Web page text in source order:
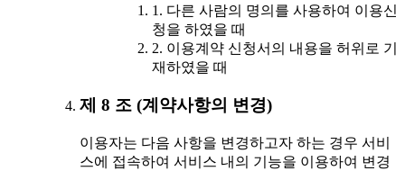
1. 다른 사람의 명의를 사용하여 이용신
청을 하였을 때
2. 이용계약 신청서의 내용을 허위로 기
재하였을 때
제 8 조 (계약사항의 변경)
이용자는 다음 사항을 변경하고자 하는 경우 서비
스에 접속하여 서비스 내의 기능을 이용하여 변경